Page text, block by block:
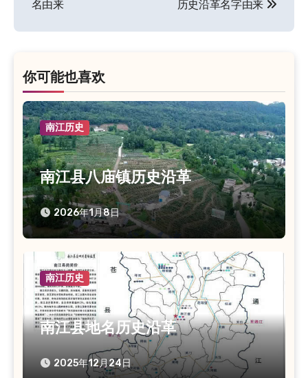
章
导
名由来
历史沿革名字由来
你可能也喜欢
南江历史
南江县八庙镇历史沿革
2026年1月8日
南江历史
南江县地名历史沿革
2025年12月24日